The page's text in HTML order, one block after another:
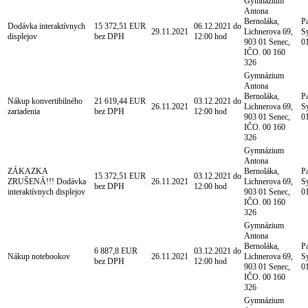
Dodávka interaktívnych
displejov
15 372,51 EUR
bez DPH
29.11.2021
06.12.2021 do
12:00 hod
Antona
Bernoláka,
Lichnerova 69,
903 01 Senec,
IČO. 00 160
326
Nákup konvertibilného
zariadenia
21 619,44 EUR
bez DPH
26.11.2021
03.12.2021 do
12:00 hod
Gymnázium
Antona
Bernoláka,
Lichnerova 69,
903 01 Senec,
IČO. 00 160
326
ZÁKAZKA
ZRUŠENÁ!!! Dodávka
interaktívnych displejov
15 372,51 EUR
bez DPH
26.11.2021
03.12.2021 do
12:00 hod
Gymnázium
Antona
Bernoláka,
Lichnerova 69,
903 01 Senec,
IČO. 00 160
326
Nákup notebookov
6 887,8 EUR
bez DPH
26.11.2021
03.12.2021 do
12:00 hod
Gymnázium
Antona
Bernoláka,
Lichnerova 69,
903 01 Senec,
IČO. 00 160
326
Gymnázium